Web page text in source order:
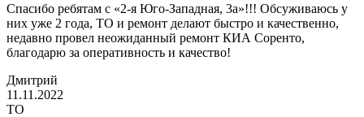
Спасибо ребятам с «2-я Юго-Западная, 3а»!!! Обсуживаюсь у
них уже 2 года, ТО и ремонт делают быстро и качественно,
недавно провел неожиданный ремонт КИА Соренто,
благодарю за оперативность и качество!
Дмитрий
11.11.2022
ТО